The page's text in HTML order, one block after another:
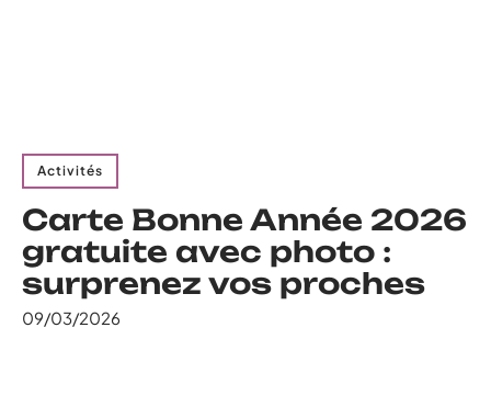
Activités
Carte Bonne Année 2026
gratuite avec photo :
surprenez vos proches
09/03/2026